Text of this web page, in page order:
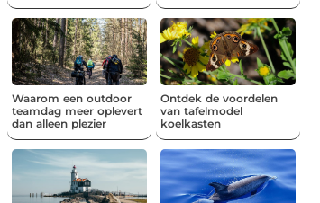
Waarom een outdoor
teamdag meer oplevert
dan alleen plezier
Ontdek de voordelen
van tafelmodel
koelkasten